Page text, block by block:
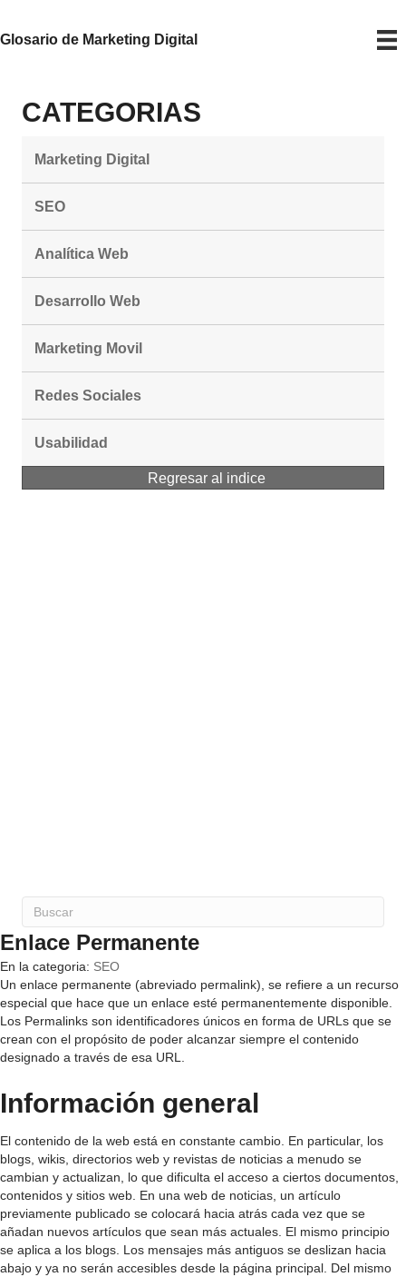
Glosario de Marketing Digital
CATEGORIAS
Marketing Digital
SEO
Analítica Web
Desarrollo Web
Marketing Movil
Redes Sociales
Usabilidad
Regresar al indice
Enlace Permanente
En la categoria: SEO
Un enlace permanente (abreviado permalink), se refiere a un recurso
especial que hace que un enlace esté permanentemente disponible.
Los Permalinks son identificadores únicos en forma de URLs que se
crean con el propósito de poder alcanzar siempre el contenido
designado a través de esa URL.
Información general
El contenido de la web está en constante cambio. En particular, los
blogs, wikis, directorios web y revistas de noticias a menudo se
cambian y actualizan, lo que dificulta el acceso a ciertos documentos,
contenidos y sitios web. En una web de noticias, un artículo
previamente publicado se colocará hacia atrás cada vez que se
añadan nuevos artículos que sean más actuales. El mismo principio
se aplica a los blogs. Los mensajes más antiguos se deslizan hacia
abajo y ya no serán accesibles desde la página principal. Del mismo